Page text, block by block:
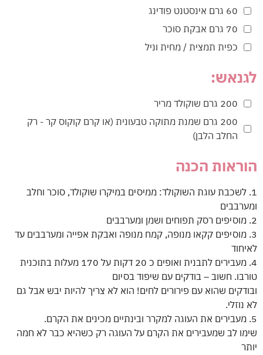
60 גרם אינסטנט פודינג
70 גרם אבקת סוכר
כפית תמצית / מחית וניל
לגנאש:
200 גרם שוקולד מריר
200 גרם שמנת מתוקה טבעונית (או קרם קוקוס קר - רק
החלב הלבן)
הוראות הכנה
1. לשכבת עוגת השוקולד: ממיסים במיקרו שוקולד, סוכר וחלב
ומערבבים
2. מוסיפים רסק תפוחים ושמן ומערבבים
3. ⁠מוסיפים קקאו מנופה, קמח מנופה ואבקת אפייה ומערבבים עד
לאיחוד
4. ⁠מעבירים לתבנית ואופים כ 20 דקות על 170 מעלות בתוכנית
טורבו. חשוב – בודקים עם שיפוד בסיום
ובודקים שהוא עם פירורים לחים! הוא לא צריך להיות יבש אבל גם
לא נוזלי.
5. מעבירים את העוגה למקרר ובינתיים מכינים את הקרם.
שימו לב שמעבירים את הקרם על העוגה רק כשהיא כבר לא חמה
יותר